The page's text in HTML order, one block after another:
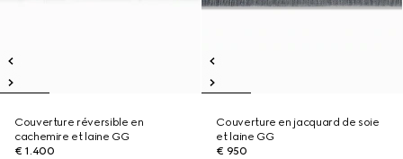
Couverture réversible en
cachemire et laine GG
€ 1.400
Couverture en jacquard de soie
et laine GG
€ 950